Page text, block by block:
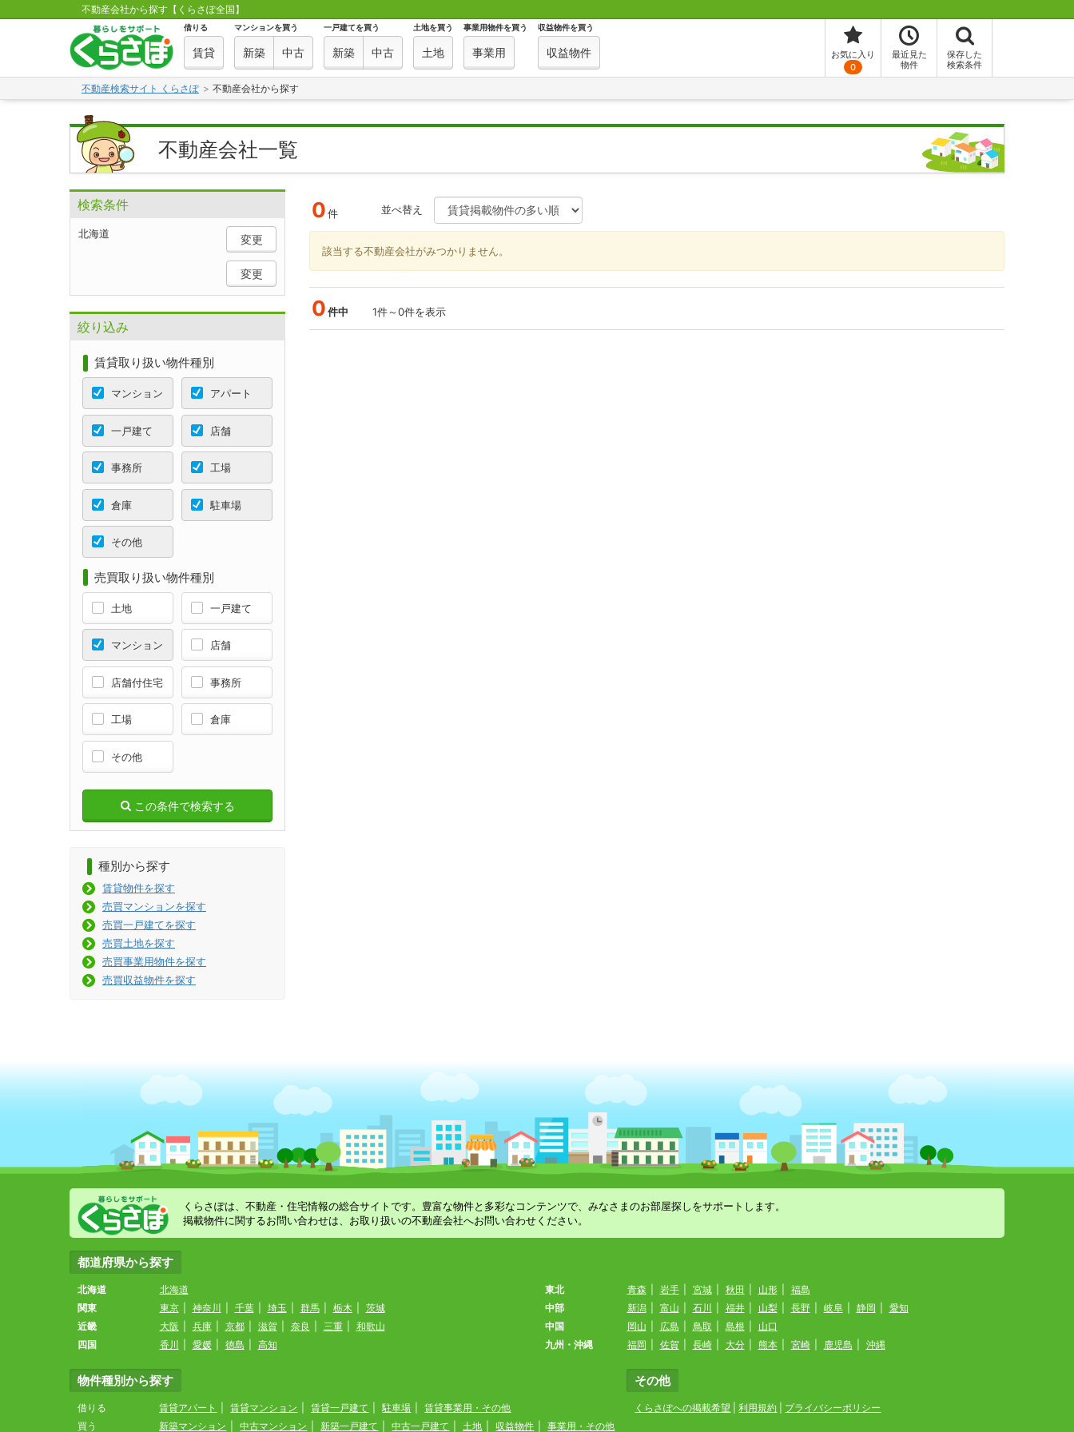
不動産会社から探す【くらさぽ全国】
借りる
賃貸
マンションを買う
新築 中古
一戸建てを買う
新築 中古
土地を買う
土地
事業用物件を買う
事業用
収益物件を買う
収益物件
お気に入り
0
最近見た
物件
保存した
検索条件
不動産検索サイト くらさぽ 不動産会社から探す
不動産会社一覧
0件 並べ替え
該当する不動産会社がみつかりません。
0件中 1件～0件を表示
検索条件
北海道 変更
変更
絞り込み
賃貸取り扱い物件種別
マンション アパート
一戸建て 店舗
事務所 工場
倉庫 駐車場
その他
売買取り扱い物件種別
土地 一戸建て
マンション 店舗
店舗付住宅 事務所
工場 倉庫
その他
この条件で検索する
種別から探す
賃貸物件を探す
売買マンションを探す
売買一戸建てを探す
売買土地を探す
売買事業用物件を探す
売買収益物件を探す
くらさぽは、不動産・住宅情報の総合サイトです。豊富な物件と多彩なコンテンツで、みなさまのお部屋探しをサポートします。
掲載物件に関するお問い合わせは、お取り扱いの不動産会社へお問い合わせください。
都道府県から探す
北海道 北海道 東北 青森 岩手 宮城 秋田 山形
福島
関東
東京 神奈川 千葉 埼玉 群馬 栃木 茨城 中部 新潟 富山 石川 福井 山梨 長野 岐阜 静岡
愛知
近畿
大阪 兵庫 京都 滋賀 奈良 三重 和歌山 中国 岡山 広島 鳥取 島根
山口
四国
香川 愛媛 徳島 高知 九州・沖縄 福岡 佐賀 長崎 大分 熊本 宮崎 鹿児島 沖縄
物件種別から探す その他
借りる 賃貸アパート 賃貸マンション 賃貸一戸建て 駐車場 賃貸事業用・その他 くらさぽへの掲載希望 利用規約
プライバシーポリシー
買う
新築マンション 中古マンション 新築一戸建て 中古一戸建て 土地 収益物件 事業用・その他